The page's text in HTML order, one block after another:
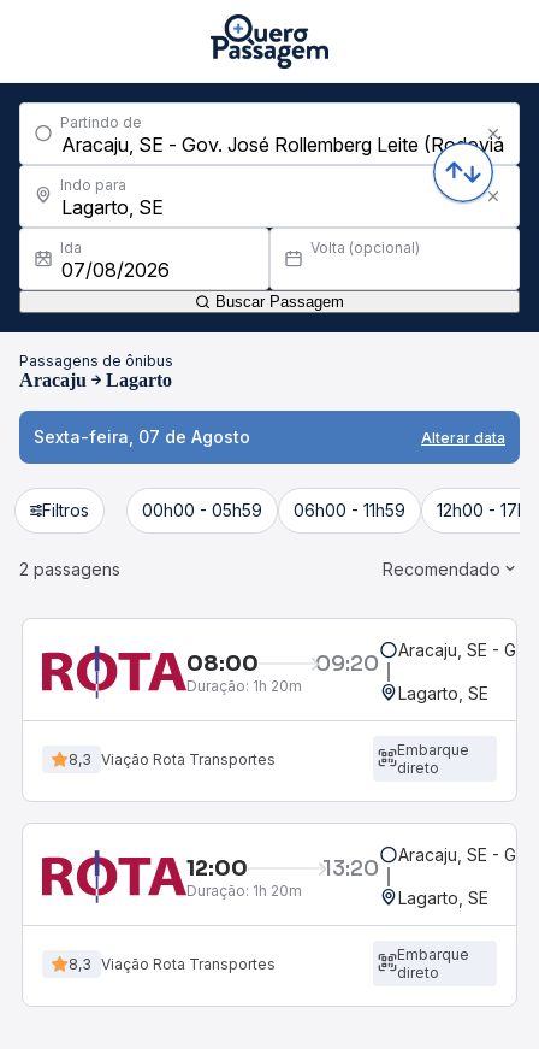
Partindo de
Indo para
Ida Volta (opcional)
Buscar Passagem
Passagens de ônibus
Aracaju Lagarto
Sexta-feira, 07 de Agosto Alterar data
Filtros 00h00 - 05h59 06h00 - 11h59 12h00 -
2 passagens Recomendado
08:00 09:20
Duração: 1h 20m
Aracaju, SE -
Lagarto, SE
8,3 Viação Rota Transportes
Embarque
direto
12:00 13:20
Duração: 1h 20m
Aracaju, SE -
Lagarto, SE
8,3 Viação Rota Transportes
Embarque
direto